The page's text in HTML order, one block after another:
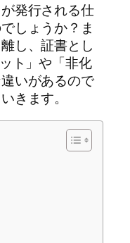
発行される仕
しょうか？ま
し、証書とし
ト」や「非化
いがあるので
きます。